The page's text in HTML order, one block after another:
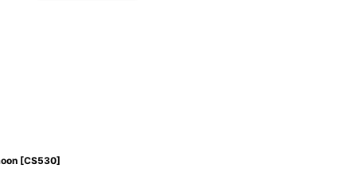
[CS530]